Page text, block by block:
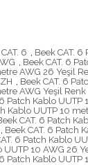
6 Beek CAT. 6
Beek CAT. 6
AWG 26 Yeşil
Beek CAT. 6
AWG Yeşil Renk
Patch Kablo UUTP
Kablo UUTP 10
CAT. 6 Patch
Beek CAT. 6 Patch
6 Patch Kablo
UUTP 10 AWG 26
Patch Kablo UUTP